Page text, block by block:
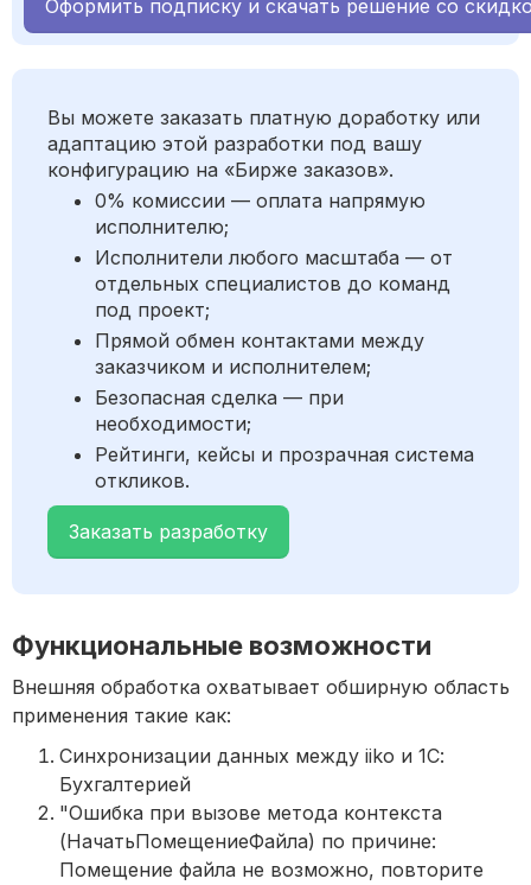
Оформить подписку и скачать решение со
Вы можете заказать платную доработку или
адаптацию этой разработки под вашу
конфигурацию на «Бирже заказов».
0% комиссии — оплата напрямую
исполнителю;
Исполнители любого масштаба — от
отдельных специалистов до команд
под проект;
Прямой обмен контактами между
заказчиком и исполнителем;
Безопасная сделка — при
необходимости;
Рейтинги, кейсы и прозрачная система
откликов.
Заказать разработку
Функциональные возможности
Внешняя обработка охватывает обширную область
применения такие как:
Синхронизации данных между iiko и 1С:
Бухгалтерией
"Ошибка при вызове метода контекста
(НачатьПомещениеФайла) по причине:
Помещение файла не возможно, повторите